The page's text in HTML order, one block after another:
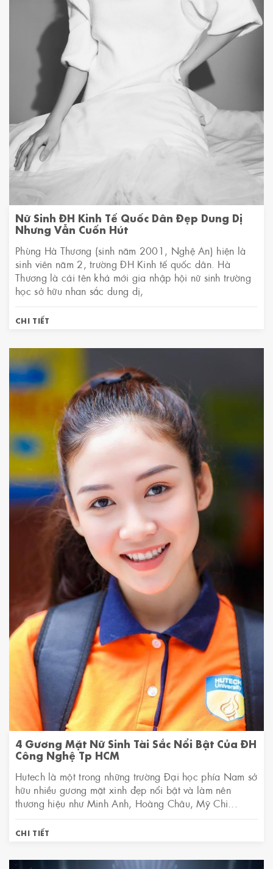
Nữ Sinh ĐH Kinh Tế Quốc Dân Đẹp Dung Dị
Nhưng Vẫn Cuốn Hút
Phùng Hà Thương (sinh năm 2001, Nghệ An) hiện là
sinh viên năm 2, trường ĐH Kinh tế quốc dân. Hà
Thương là cái tên khá mới gia nhập hội nữ sinh trường
học sở hữu nhan sắc dung dị,
CHI TIẾT
4 Gương Mặt Nữ Sinh Tài Sắc Nổi Bật Của ĐH
Công Nghệ Tp HCM
Hutech là một trong những trường Đại học phía Nam sở
hữu nhiều gương mặt xinh đẹp nổi bật và làm nên
thương hiệu như Minh Anh, Hoàng Châu, Mỹ Chi...
CHI TIẾT